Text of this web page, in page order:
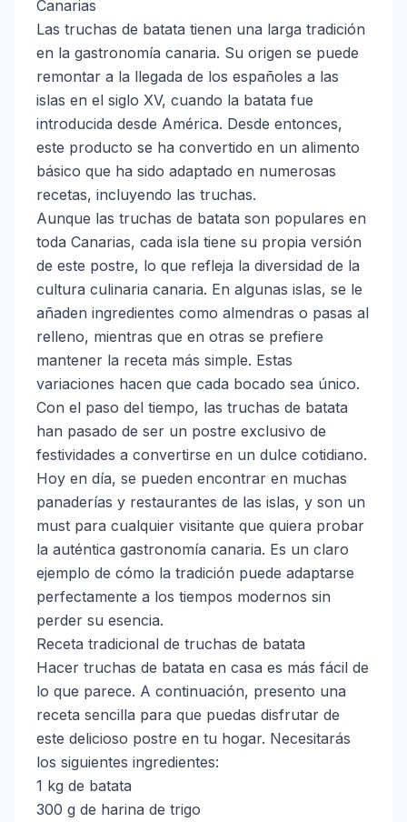
Canarias
Las truchas de batata tienen una larga tradición
en la gastronomía canaria. Su origen se puede
remontar a la llegada de los españoles a las
islas en el siglo XV, cuando la batata fue
introducida desde América. Desde entonces,
este producto se ha convertido en un alimento
básico que ha sido adaptado en numerosas
recetas, incluyendo las truchas.
Aunque las truchas de batata son populares en
toda Canarias, cada isla tiene su propia versión
de este postre, lo que refleja la diversidad de la
cultura culinaria canaria. En algunas islas, se le
añaden ingredientes como almendras o pasas al
relleno, mientras que en otras se prefiere
mantener la receta más simple. Estas
variaciones hacen que cada bocado sea único.
Con el paso del tiempo, las truchas de batata
han pasado de ser un postre exclusivo de
festividades a convertirse en un dulce cotidiano.
Hoy en día, se pueden encontrar en muchas
panaderías y restaurantes de las islas, y son un
must para cualquier visitante que quiera probar
la auténtica gastronomía canaria. Es un claro
ejemplo de cómo la tradición puede adaptarse
perfectamente a los tiempos modernos sin
perder su esencia.
Receta tradicional de truchas de batata
Hacer truchas de batata en casa es más fácil de
lo que parece. A continuación, presento una
receta sencilla para que puedas disfrutar de
este delicioso postre en tu hogar. Necesitarás
los siguientes ingredientes:
1 kg de batata
300 g de harina de trigo